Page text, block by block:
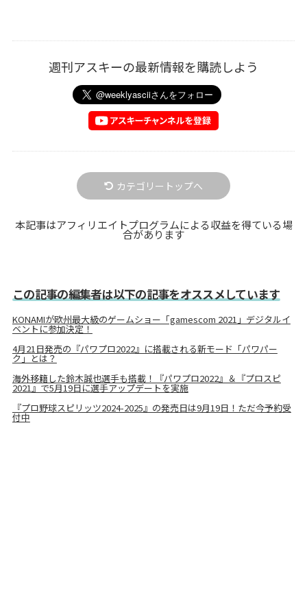
週刊アスキーの最新情報を購読しよう
カテゴリートップへ
本記事はアフィリエイトプログラムによる収益を得ている場
合があります
この記事の編集者は以下の記事をオススメしています
KONAMIが欧州最大級のゲームショー「gamescom 2021」デジタルイ
ベントに参加決定！
4月21日発売の『パワプロ2022』に搭載される新モード「パワパー
ク」とは？
海外移籍した鈴木誠也選手も搭載！『パワプロ2022』＆『プロスピ
2021』で5月19日に選手アップデートを実施
『プロ野球スピリッツ2024-2025』の発売日は9月19日！ただ今予約受
付中